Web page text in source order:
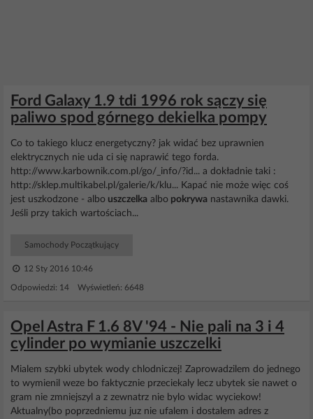
Ford Galaxy 1.9 tdi 1996 rok sączy się
paliwo spod górnego dekielka pompy
Co to takiego klucz energetyczny? jak widać bez uprawnien
elektrycznych nie uda ci się naprawić tego forda.
http://www.karbownik.com.pl/go/_info/?id... a dokładnie taki :
http://sklep.multikabel.pl/galerie/k/klu... Kapać nie może więc coś
jest uszkodzone - albo uszczelka albo pokrywa nastawnika dawki.
Jeśli przy takich wartościach...
Samochody Początkujący
12 Sty 2016 10:46
Odpowiedzi: 14 Wyświetleń: 6648
Opel Astra F 1.6 8V '94 - Nie pali na 3 i 4
cylinder po wymianie uszczelki
Mialem szybki ubytek wody chlodniczej! Zaprowadzilem do jednego
to wymienil weze bo faktycznie przeciekaly lecz ubytek sie nawet o
gram nie zmniejszyl a z zewnatrz nie bylo widac wyciekow!
Aktualny(bo poprzedniemu juz nie ufalem i dostalem adres z